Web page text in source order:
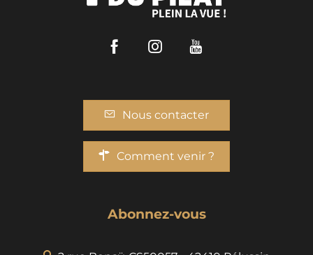
FacebookInstagram
Nous contacter
Comment venir ?
Abonnez-vous